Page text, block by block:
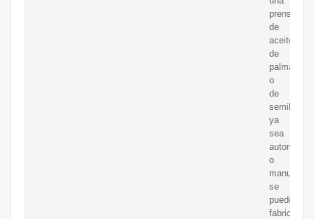
prensa
de
aceite
de
palma
o
de
semilla,
ya
sea
automática
o
manual,
se
puede
fabricar